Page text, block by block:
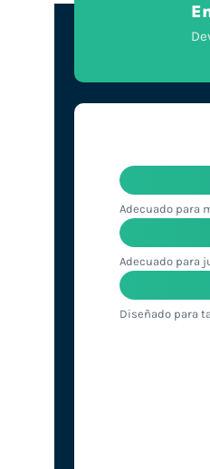
Adecuado para
Adecuado para
Diseñado para